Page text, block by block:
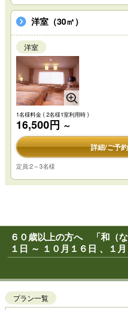
洋室（30㎡）
洋室
1名様料金( 2名様1室利用時 )
16,500円 ～
詳細/ご予約
定員:2～3名様
６０歳以上の方へ 「和（
１日 ～ １０月１６日 、１
プラン一覧